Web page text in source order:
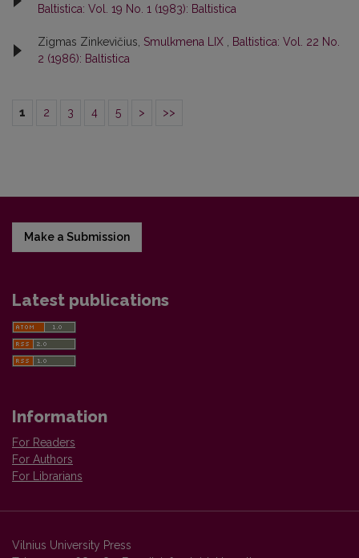
Baltistica: Vol. 19 No. 1 (1983): Baltistica
Zigmas Zinkevičius, Smulkmena LIX
Baltistica: Vol. 22 No.
2 (1986): Baltistica
1 2 3 4 5 > >>
Make a Submission
Latest publications
Information
For Readers
For Authors
For Librarians
Vilnius University Press